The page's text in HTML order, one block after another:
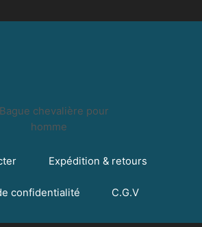
Expédition & retours
confidentialité C.G.V